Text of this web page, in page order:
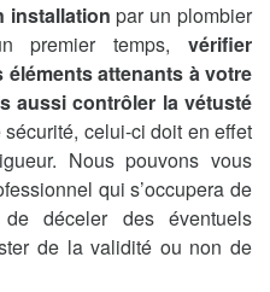
installation par un plombier
premier temps, vérifier
éléments attenants à votre
aussi contrôler la vétusté
sécurité, celui-ci doit en effet
Nous pouvons vous
qui s’occupera de
déceler des éventuels
de la validité ou non de